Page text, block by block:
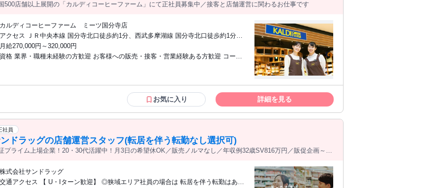
500店舗以上展開の「カルディコーヒーファーム」にて正社員募集中／接客と店舗運営に関わるお仕事です
カルディコーヒーファーム ミーツ国分寺店
アクセス ＪＲ中央本線 国分寺北口徒歩約1分、西武多摩湖線 国分寺北口徒歩約1分、
西武国分寺線 国分寺北口徒歩約1分 ※他店舗への配属の可能性あり ※状況により記載
店舗の募集を締め切る場合あり
月給270,000円～320,000円
資格 業界・職種未経験の方歓迎 お客様への販売・接客・営業経験ある方歓迎 コーヒ
ドスタッフ・CAなど対面での接客経験ある方が中心で活躍中 ◆ 例外事由2号：お酒の
テイスティング業務が含まれるため20歳以上の方のみ ◆ 9：00～22：00頃をベースと
した早番・遅番での8時間シフト制勤務（土日祝含む）が可能な方 (学業等により勤務
が制限される場合は対象外となる場合がございます) ※本求人は中途採用枠となり、新
卒採用とは選考枠が異なります
お気に入り 詳細を見る
社員
ドラッグの店舗運営スタッフ(転居を伴う転勤なし選択可)
プライム上場企業！20・30代活躍中！月3日の希望休OK／販売ノルマなし／年収例32歳SV816万円／販促企画～商
株式会社サンドラッグ
交通アクセス 【 U・Iターン歓迎】 ◎狭域エリア社員の場合は 転居を伴う転勤はあり